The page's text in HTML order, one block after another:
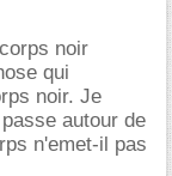
noir
qui
noir. Je
autour de
n'emet-il pas